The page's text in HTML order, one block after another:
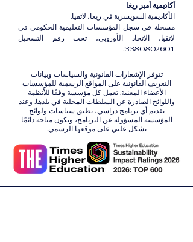
أكاديمية أمبر ريغا
الأكاديمية السويسرية في ريغا، لاتفيا.
مسجلة في سجل المؤسسات التعليمية الحكومي في
لاتفيا، الاتحاد الأوروبي، تحت رقم التسجيل
3380802601.
تتوفر الإشعارات القانونية والسياسات وبيانات
التعريف القانونية على المواقع الرسمية للمؤسسات
الأعضاء المعنية. تعمل كل مؤسسة وفقًا للأنظمة
واللوائح الصادرة عن السلطات المحلية في بلدها. وعند
تقديم أي برنامج دراسي، تطبق سياسات ولوائح
المؤسسة المسؤولة عن البرنامج، وتكون متاحة دائمًا
بشكل علني على موقعها الرسمي.